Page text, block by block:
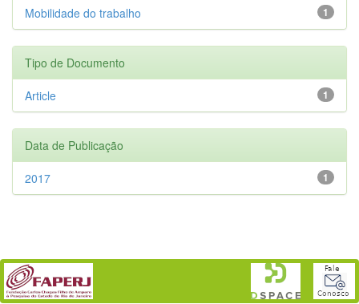
1
Mobilidade do trabalho
Tipo de Documento
1
Article
Data de Publicação
1
2017